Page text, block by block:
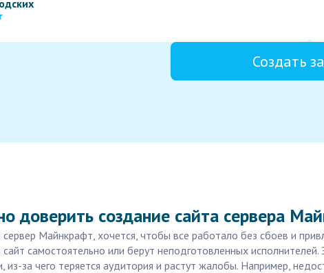
Создать
доверить создание сайта сервера
сервер Майнкрафт, хочется, чтобы все работало без сбоев и
самостоятельно или берут неподготовленных
из-за чего теряется аудитория и растут жалобы. Например,